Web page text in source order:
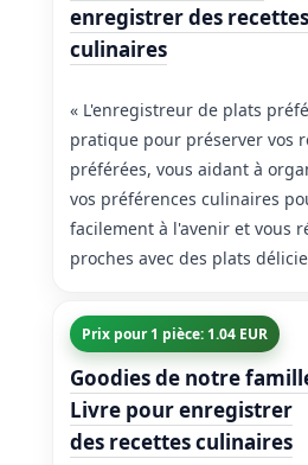
enregistrer des recettes
culinaires
« L'enregistreur de plats
pratique pour préserver vos
préférées, vous aidant à
vos préférences culinaires
facilement à l'avenir et vous
proches avec des plats
Prix pour 1 pièce: 1.04 EUR
Goodies de notre
Livre pour enregistrer
des recettes culinaires